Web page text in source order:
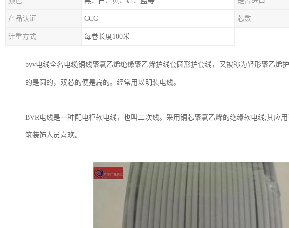
产品认证 CCC 芯数
计重方式 每卷长度100米
bvv电线全名电缆铜线聚氯乙烯绝缘聚乙烯护线套圆形护套线，又被称为轻形聚乙烯
的是圆的，双芯的便是扁的。经常用以明装电线。
BVR电线是一种配电柜软电线，也叫二次线。采用铜芯聚氯乙烯的绝缘软电线,其应
筑装饰人员喜欢。